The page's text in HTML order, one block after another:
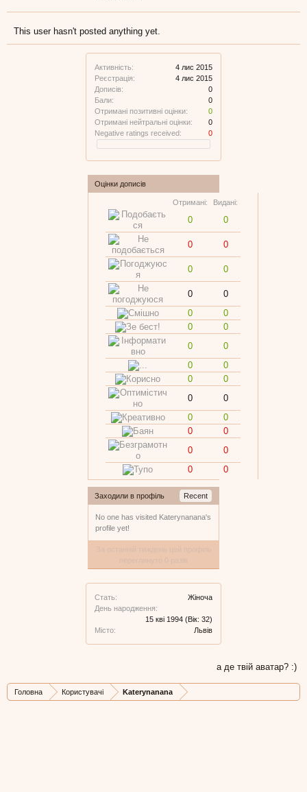
Активність:
4 лис 2015
Реєстрація:
4 лис 2015
Дописів:
0
Бали:
0
Отримані позитивні оцінки:
0
Отримані нейтральні оцінки:
0
Negative ratings received:
0
Оцінки дописів
Отримані: Видані:
0 0
0 0
0 0
0
0
0
0
0
0
0
0
0
0
0
0
0
0
0
0
0
0
0
0
0
0
Заходили в профіль Recent
No one has visited Katerynanana's
profile yet!
Стать:
Жіноча
День народження:
15 кві 1994 (Вік: 32)
Місто:
Львів
This user hasn't posted anything yet.
а де твій аватар? :)
Головна Користувачі Katerynanana